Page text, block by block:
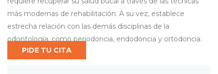
más modernas de rehabilitación. A su vez, establece
estrecha relación con las demás disciplinas de la
odontología, como periodoncia, endodoncia y ortodoncia.
PIDE TU CITA